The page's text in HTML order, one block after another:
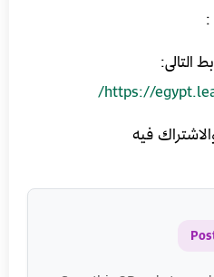
:
https://